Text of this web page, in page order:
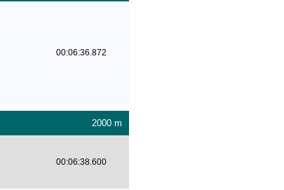
00:06:36.872
2000 m
00:06:38.600